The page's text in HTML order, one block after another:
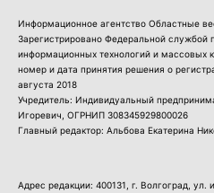
Информационное агентство Областные
Зарегистрировано Федеральной службой
информационных технологий и массовых
номер и дата принятия решения о
августа 2018
Учредитель: Индивидуальный
Игоревич, ОГРНИП 308345929800026
Главный редактор: Альбова Екатерина
Адрес редакции: 400131, г. Волгоград,